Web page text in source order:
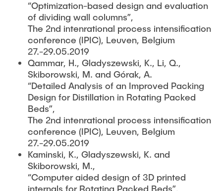
“Optimization-based design and evaluation
of dividing wall columns”,
The 2nd intenrational process intensification
conference (IPIC), Leuven, Belgium
27.-29.05.2019
Qammar, H., Gladyszewski, K., Li, Q.,
Skiborowski, M. and Górak, A.
“Detailed Analysis of an Improved Packing
Design for Distillation in Rotating Packed
Beds”,
The 2nd intenrational process intensification
conference (IPIC), Leuven, Belgium
27.-29.05.2019
Kaminski, K., Gladyszewski, K. and
Skiborowski, M.,
“Computer aided design of 3D printed
internals for Rotating Packed Beds”,